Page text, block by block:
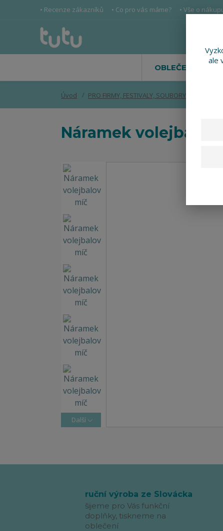
• Recenze zákazníků • Co pro vás máme? • Vše o
OBLEČENÍ
Úvod PRO FIRMY, FESTIVALY, SOUBORY
Náramek
Další
ruční výroba ze Slovácka
šijeme pro Vás funkční
doplňky, tiskneme na
oblečení
ale